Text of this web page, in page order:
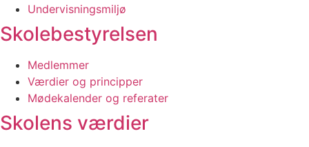
Undervisnings­miljø
Skolebestyrelsen
Medlemmer
Værdier og principper
Mødekalender og referater
Skolens værdier